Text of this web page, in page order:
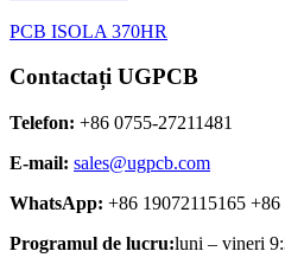
PCB ISOLA 370HR
Contactați UGPCB
Telefon: +86 0755-27211481
E-mail: sales@ugpcb.com
WhatsApp: +86 19072115165
Programul de lucru:luni – vineri